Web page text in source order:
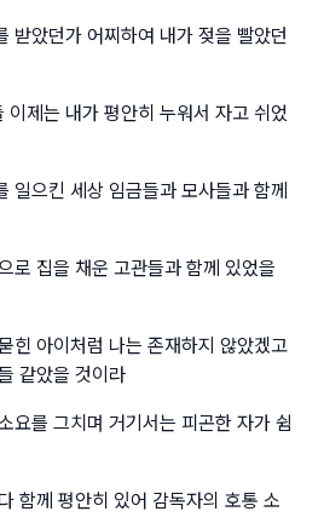
받았던가 어찌하여 내가 젖을 빨았던
이제는 내가 평안히 누워서 자고 쉬었
일으킨 세상 임금들과 모사들과 함께
로 집을 채운 고관들과 함께 있었을
힌 아이처럼 나는 존재하지 않았겠고
같았을 것이라
요를 그치며 거기서는 피곤한 자가 쉼
함께 평안히 있어 감독자의 호통 소